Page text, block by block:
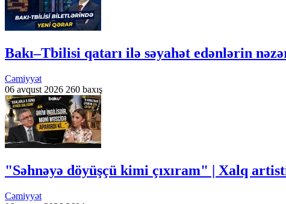
Bakı–Tbilisi qatarı ilə səyahət edənlərin
Cəmiyyət
06 avqust 2026 260 baxış
"Səhnəyə döyüşçü kimi çıxıram" | Xalq
Cəmiyyət